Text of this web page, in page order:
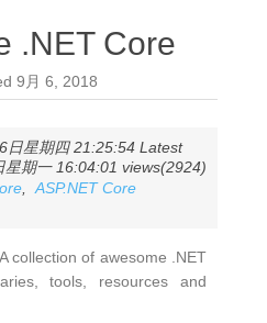
.NET Core
9月 6, 2018
日星期四 21:25:54 Latest
期一 16:04:01 views(2924)
ASP.NET Core
collection of awesome .NET
tools, resources and